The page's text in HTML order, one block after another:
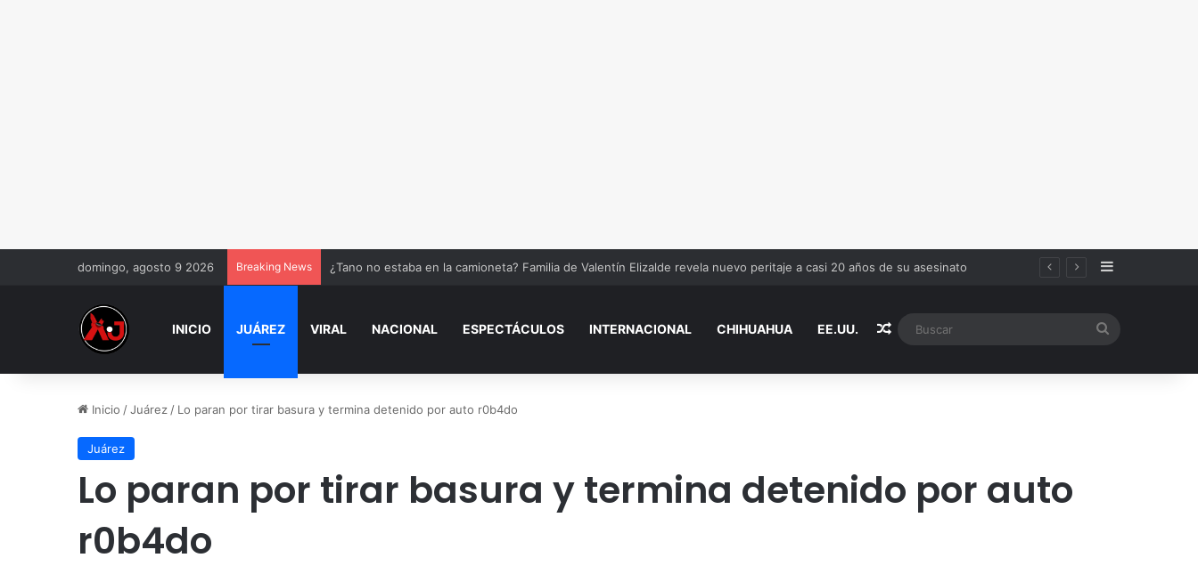
domingo, agosto 9 2026 Breaking News Cuidado adultos mayores podrían perder el pago de la Pensión Bienestar si incumplen estas reglas Sidebar
INICIO JUÁREZ VIRAL NACIONAL ESPECTÁCULOS INTERNACIONAL CHIHUAHUA EE.UU. Random Article
Inicio /Juárez / Lo paran por tirar basura y termina detenido por auto r0b4do
Juárez
Lo paran por tirar basura y termina detenido por auto
r0b4do